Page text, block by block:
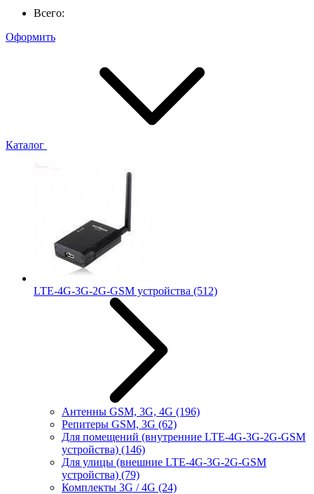
Всего:
Оформить
Каталог
LTE-4G-3G-2G-GSM устройства (512)
Антенны GSM, 3G, 4G (196)
Репитеры GSM, 3G (62)
Для помещений (внутренние LTE-4G-3G-2G-GSM
устройства) (146)
Для улицы (внешние LTE-4G-3G-2G-GSM
устройства) (79)
Комплекты 3G / 4G (24)